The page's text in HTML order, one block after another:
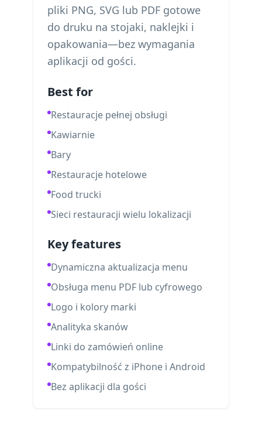
pliki PNG, SVG lub PDF gotowe
do druku na stojaki, naklejki i
opakowania—bez wymagania
aplikacji od gości.
Best for
Restauracje pełnej obsługi
Kawiarnie
Bary
Restauracje hotelowe
Food trucki
Sieci restauracji wielu lokalizacji
Key features
Dynamiczna aktualizacja menu
Obsługa menu PDF lub cyfrowego
Logo i kolory marki
Analityka skanów
Linki do zamówień online
Kompatybilność z iPhone i Android
Bez aplikacji dla gości